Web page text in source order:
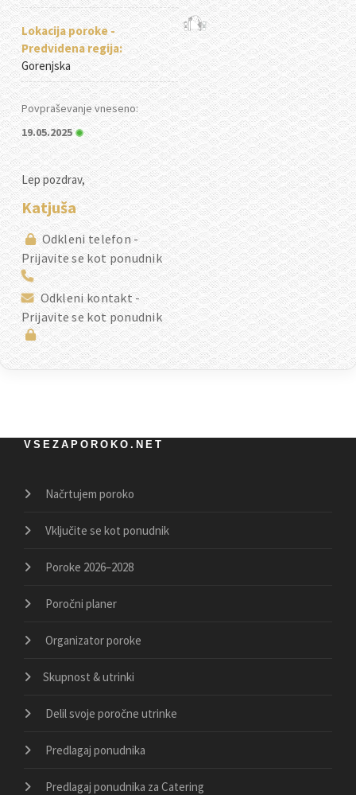
Lokacija poroke -
Predvidena regija:
Gorenjska
Povpraševanje vneseno:
19.05.2025
Lep pozdrav,
Katjuša
Odkleni telefon -
Prijavite se kot ponudnik
Odkleni kontakt -
Prijavite se kot ponudnik
VSEZAPOROKO.NET
Načrtujem poroko
Vključite se kot ponudnik
Poroke 2026–2028
Poročni planer
Organizator poroke
Skupnost & utrinki
Delil svoje poročne utrinke
Predlagaj ponudnika
Predlagaj ponudnika za Catering